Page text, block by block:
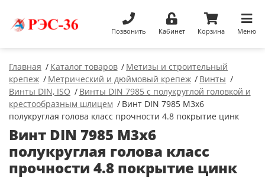
Позвонить Кабинет Корзина Меню
Главная Каталог товаров
Метизы и строительный
крепеж
Метрический и дюймовый крепеж
Винты
Винты DIN, ISO
Винты DIN 7985 с полукруглой головкой и
крестообразным шлицем
Винт DIN 7985 М3х6
полукруглая голова класс прочности 4.8 покрытие цинк
Винт DIN 7985 М3х6
полукруглая голова класс
прочности 4.8 покрытие цинк